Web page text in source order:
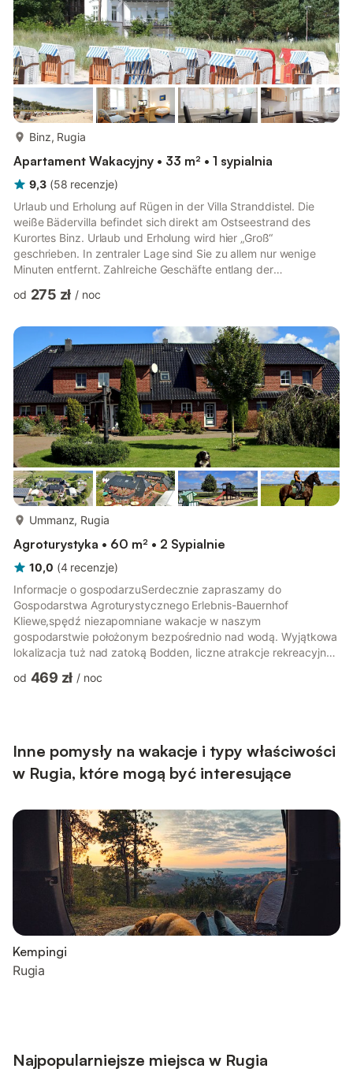
Binz, Rugia
Apartament Wakacyjny • 33 m² • 1 sypialnia
9,3 (58 recenzje)
Urlaub und Erholung auf Rügen in der Villa Stranddistel. Die
weiße Bädervilla befindet sich direkt am Ostseestrand des
Kurortes Binz. Urlaub und Erholung wird hier „Groß“
geschrieben. In zentraler Lage sind Sie zu allem nur wenige
Minuten entfernt. Zahlreiche Geschäfte entlang der
des Trubels sein möchte, genießt einen romantischen
Sonnenuntergängen. Radfahrer genießen die frische Landluft
und nutzen den „Rasenden Roland“ um andere Ostseebäder
wie Baabe, Sellin und Göhren lei...
od 275 zł / noc
Ummanz, Rugia
Agroturystyka • 60 m² • 2 Sypialnie
10,0 (4 recenzje)
Informacje o gospodarzuSerdecznie zapraszamy do
Gospodarstwa Agroturystycznego Erlebnis-Bauernhof
Kliewe,spędź niezapomniane wakacje w naszym
gospodarstwie położonym bezpośrednio nad wodą. Wyjątkowa
lokalizacja tuż nad zatoką Bodden, liczne atrakcje rekreacyjne i
dla całej rodziny.Oprócz naszych przytulnych i bardzo
Państwo pomóc w porannym karmieniu zwierząt i poznać
od 469 zł / noc
Inne pomysły na wakacje i typy właściwości
w Rugia, które mogą być interesujące
Kempingi
Rugia
Najpopularniejsze miejsca w Rugia